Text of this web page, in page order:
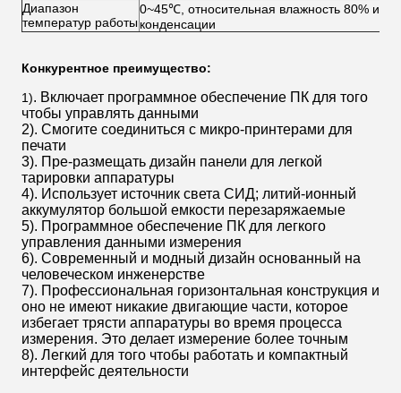
Диапазон
температур работы
0~45℃, относительная влажность 80% или
конденсации
Конкурентное преимущество:
1). Включает программное обеспечение ПК для того
чтобы управлять данными
2). Смогите соединиться с микро-принтерами для
печати
3). Пре-размещать дизайн панели для легкой
тарировки аппаратуры
4). Использует источник света СИД; литий-ионный
аккумулятор большой емкости перезаряжаемые
5). Программное обеспечение ПК для легкого
управления данными измерения
6). Современный и модный дизайн основанный на
человеческом инженерстве
7). Профессиональная горизонтальная конструкция и
оно не имеют никакие двигающие части, которое
избегает трясти аппаратуры во время процесса
измерения. Это делает измерение более точным
8). Легкий для того чтобы работать и компактный
интерфейс деятельности